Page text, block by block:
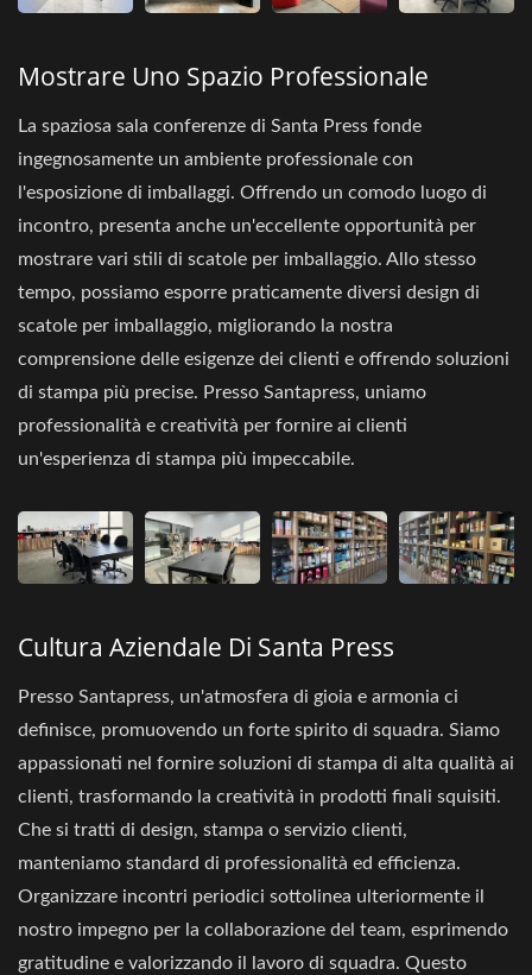
Mostrare Uno Spazio Professionale
La spaziosa sala conferenze di Santa Press fonde
ingegnosamente un ambiente professionale con
l'esposizione di imballaggi. Offrendo un comodo luogo di
incontro, presenta anche un'eccellente opportunità per
mostrare vari stili di scatole per imballaggio. Allo stesso
tempo, possiamo esporre praticamente diversi design di
scatole per imballaggio, migliorando la nostra
comprensione delle esigenze dei clienti e offrendo soluzioni
di stampa più precise. Presso Santapress, uniamo
professionalità e creatività per fornire ai clienti
un'esperienza di stampa più impeccabile.
Cultura Aziendale Di Santa Press
Presso Santapress, un'atmosfera di gioia e armonia ci
definisce, promuovendo un forte spirito di squadra. Siamo
appassionati nel fornire soluzioni di stampa di alta qualità ai
clienti, trasformando la creatività in prodotti finali squisiti.
Che si tratti di design, stampa o servizio clienti,
manteniamo standard di professionalità ed efficienza.
Organizzare incontri periodici sottolinea ulteriormente il
nostro impegno per la collaborazione del team, esprimendo
gratitudine e valorizzando il lavoro di squadra. Questo